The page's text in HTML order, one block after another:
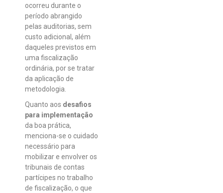
ocorreu durante o
período abrangido
pelas auditorias, sem
custo adicional, além
daqueles previstos em
uma fiscalização
ordinária, por se tratar
da aplicação de
metodologia.
Quanto aos desafios
para implementação
da boa prática,
menciona-se o cuidado
necessário para
mobilizar e envolver os
tribunais de contas
partícipes no trabalho
de fiscalização, o que